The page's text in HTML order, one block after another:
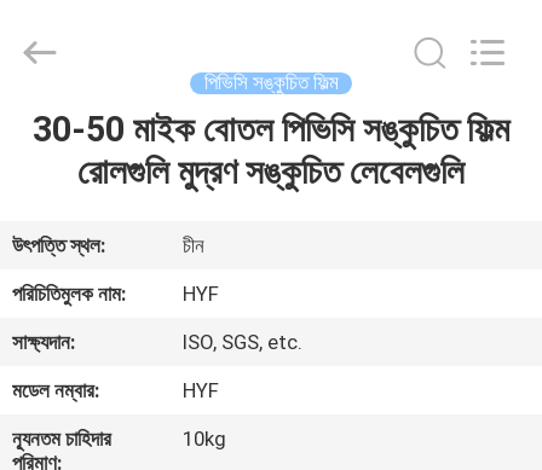
বাড়ি
ভিডিও
আমাদের
সম্পর্কে
Reserved.
পিভিসি সঙ্কুচিত ফিল্ম
30-50 মাইক বোতল পিভিসি সঙ্কুচিত ফিল্ম
রোলগুলি মুদ্রণ সঙ্কুচিত লেবেলগুলি
উৎপত্তি স্থল:
চীন
পরিচিতিমুলক নাম:
HYF
সাক্ষ্যদান:
ISO, SGS, etc.
মডেল নম্বার:
HYF
ন্যূনতম চাহিদার
পরিমাণ:
10kg